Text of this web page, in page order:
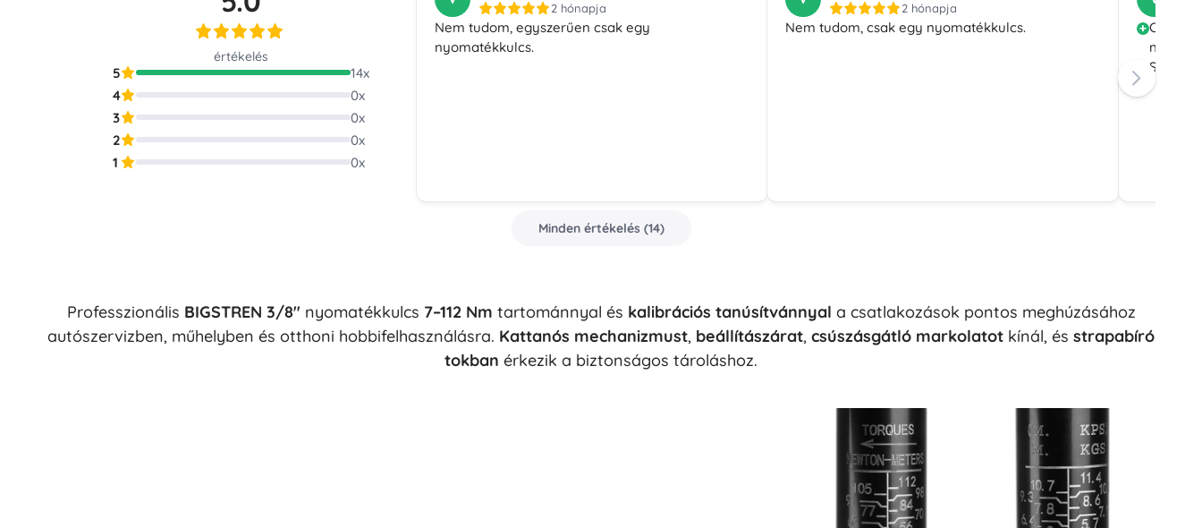
értékelés
5 14x
4
0x
3
0x
2
0x
1
0x
2 hónapja
Nem tudom, egyszerűen csak egy
nyomatékkulcs.
2 hónapja
Nem tudom, csak egy nyomatékkulcs.
Széles
Minden értékelés(14)
Professzionális BIGSTREN 3/8" nyomatékkulcs 7–112 Nm tartománnyal és kalibrációs tanúsítvánnyal a csatlakozások pontos meghúzásához
autószervizben, műhelyben és otthoni hobbifelhasználásra. Kattanós mechanizmust, beállítászárat, csúszásgátló markolatot kínál, és strapabíró
tokban érkezik a biztonságos tároláshoz.